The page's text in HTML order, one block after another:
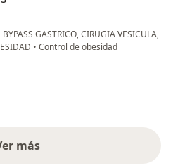
GASTRICO, CIRUGIA VESICULA,
• Control de obesidad
más
opiniones anteriores